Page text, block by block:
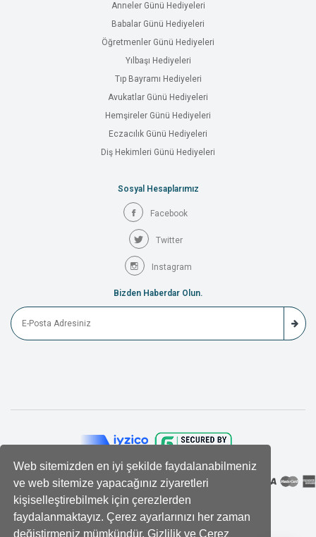
Web sitemizden en iyi şekilde faydalanabilmeniz
ve web sitemize yapacağınız ziyaretleri
kişiselleştirebilmek için çerezlerden
faydalanmaktayız. Çerez ayarlarınızı her zaman
değiştirmeniz mümkündür. Gizlilik ve Çerez
Anneler Günü Hediyeleri
Babalar Günü Hediyeleri
Öğretmenler Günü Hediyeleri
Yılbaşı Hediyeleri
Tıp Bayramı Hediyeleri
Avukatlar Günü Hediyeleri
Hemşireler Günü Hediyeleri
Eczacılık Günü Hediyeleri
Diş Hekimleri Günü Hediyeleri
Sosyal Hesaplarımız
Facebook
Twitter
Instagram
Bizden Haberdar Olun.